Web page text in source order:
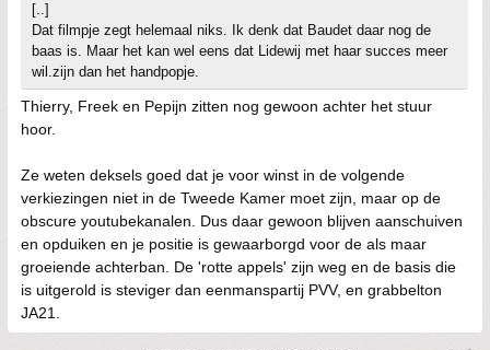
[..]
Dat filmpje zegt helemaal niks. Ik denk dat Baudet daar nog de
baas is. Maar het kan wel eens dat Lidewij met haar succes meer
wil.zijn dan het handpopje.
Thierry, Freek en Pepijn zitten nog gewoon achter het stuur
hoor.
Ze weten deksels goed dat je voor winst in de volgende
verkiezingen niet in de Tweede Kamer moet zijn, maar op de
obscure youtubekanalen. Dus daar gewoon blijven aanschuiven
en opduiken en je positie is gewaarborgd voor de als maar
groeiende achterban. De 'rotte appels' zijn weg en de basis die
is uitgerold is steviger dan eenmanspartij PVV, en grabbelton
JA21.